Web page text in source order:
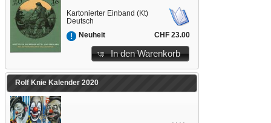
Kartonierter Einband (Kt)
Deutsch
Neuheit
CHF 23.00
In den Warenkorb
Rolf Knie Kalender 2020